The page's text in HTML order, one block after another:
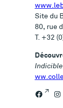
Site du
80, rue
T. +32
Facebook Instagram